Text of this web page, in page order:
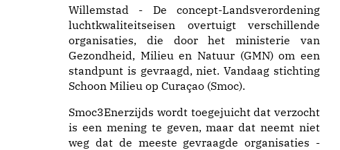
Willemstad - De concept-Landsverordening
luchtkwaliteitseisen overtuigt verschillende
organisaties, die door het ministerie van
Gezondheid, Milieu en Natuur (GMN) om een
standpunt is gevraagd, niet. Vandaag stichting
Schoon Milieu op Curaçao (Smoc).
Smoc3Enerzijds wordt toegejuicht dat verzocht
is een mening te geven, maar dat neemt niet
weg dat de meeste gevraagde organisaties -